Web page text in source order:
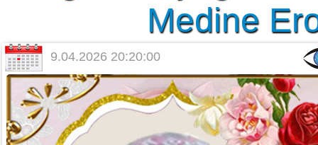
Medine
9.04.2026 20:20:00